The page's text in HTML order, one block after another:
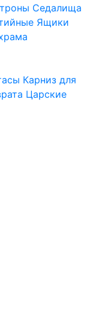
Седалища
Ящики
Карниз для
Царские